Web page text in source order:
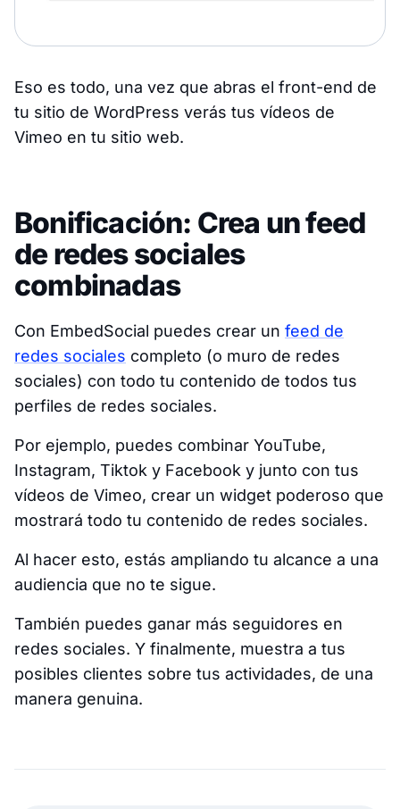
Eso es todo, una vez que abras el front-end de
tu sitio de WordPress verás tus vídeos de
Vimeo en tu sitio web.
Bonificación: Crea un feed
de redes sociales
combinadas
Con EmbedSocial puedes crear un feed de
redes sociales completo (o muro de redes
sociales) con todo tu contenido de todos tus
perfiles de redes sociales.
Por ejemplo, puedes combinar YouTube,
Instagram, Tiktok y Facebook y junto con tus
vídeos de Vimeo, crear un widget poderoso que
mostrará todo tu contenido de redes sociales.
Al hacer esto, estás ampliando tu alcance a una
audiencia que no te sigue.
También puedes ganar más seguidores en
redes sociales. Y finalmente, muestra a tus
posibles clientes sobre tus actividades, de una
manera genuina.